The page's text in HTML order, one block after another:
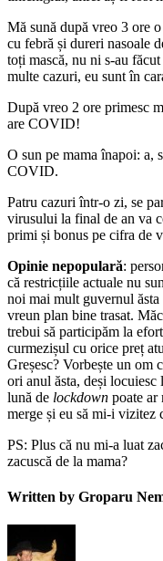
Mă sună după vreo 3 ore
cu febră și dureri nasoale
toți mască, nu ni s-au
multe cazuri, eu sunt în
După vreo 2 ore primesc
are COVID!
O sun pe mama înapoi: a,
COVID.
Patru cazuri într-o zi, se
virusului la final de an va
primi și bonus pe cifra de
Opinie nepopulară:
că restricțiile actuale nu
noi mai mult guvernul ăsta
vreun plan bine trasat.
trebui să participăm la
curmezișul cu orice preț
Greșesc? Vorbește un om
ori anul ăsta, deși locuiesc
lună de lockdown poate ar
merge și eu să mi-i vizitez
PS: Plus că nu mi-a luat
zacuscă de la mama?
Written by Groparu